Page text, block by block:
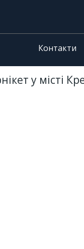
Контакти
у місті